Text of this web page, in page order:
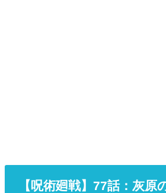
【呪術廻戦】77話：灰原